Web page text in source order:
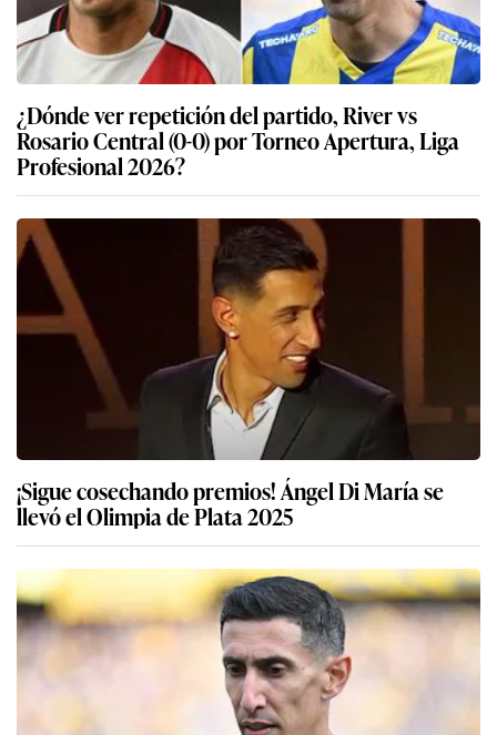
¿Dónde ver repetición del partido, River vs
Rosario Central (0-0) por Torneo Apertura, Liga
Profesional 2026?
¡Sigue cosechando premios! Ángel Di María se
llevó el Olimpia de Plata 2025